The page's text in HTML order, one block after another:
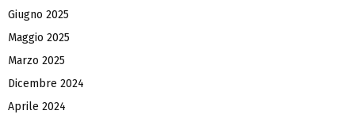
Giugno 2025
Maggio 2025
Marzo 2025
Dicembre 2024
Aprile 2024